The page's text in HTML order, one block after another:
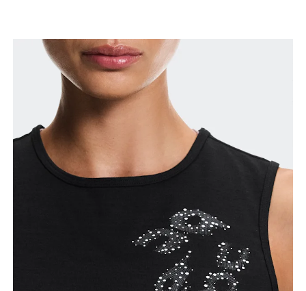
Mide el contorno de la parte más estrecha de la
cintura.
Cadera
caderas.